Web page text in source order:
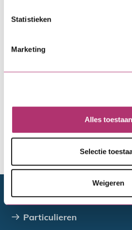
Statistieken
Marketing
Alles toestaan
Selectie
Weigeren
Bouwdepot
Hertoets
De toewijzing van
Doelgroepen
Particulieren